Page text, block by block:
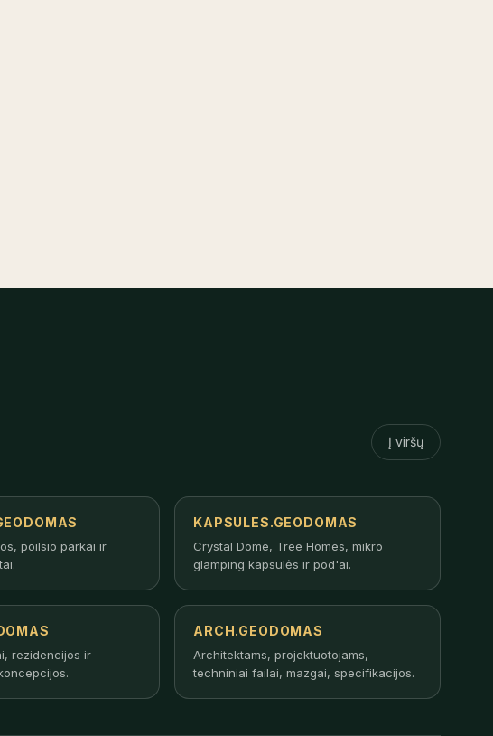
Į viršų
poilsio parkai ir
KAPSULES.GEODOMAS
Crystal Dome, Tree Homes, mikro
glamping kapsulės ir pod'ai.
rezidencijos ir
ARCH.GEODOMAS
Architektams, projektuotojams,
techniniai failai, mazgai, specifikacijos.